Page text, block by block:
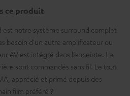
ce produit
est notre système surround complet
besoin d'un autre amplificateur ou
AV est intégré dans l’enceinte. Le
sont commandés sans fil. Le tout
apprécié et primé depuis des
film préféré ?